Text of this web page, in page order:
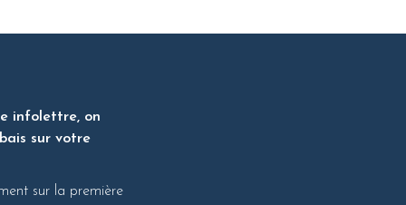
infolettre, on
sur votre
sur la première